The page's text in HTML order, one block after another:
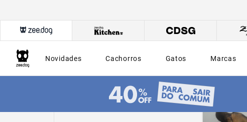
Novidades
Cachorros Gatos Marcas